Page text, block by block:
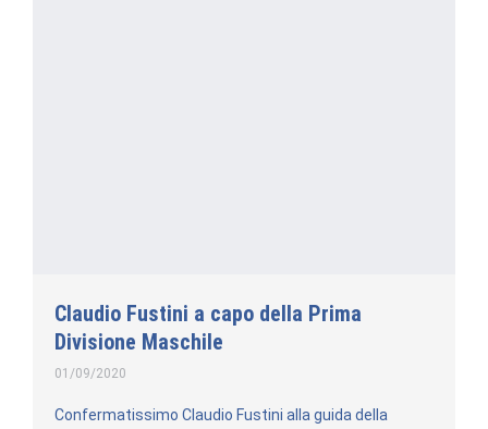
Claudio Fustini a capo della Prima
Divisione Maschile
01/09/2020
Confermatissimo Claudio Fustini alla guida della